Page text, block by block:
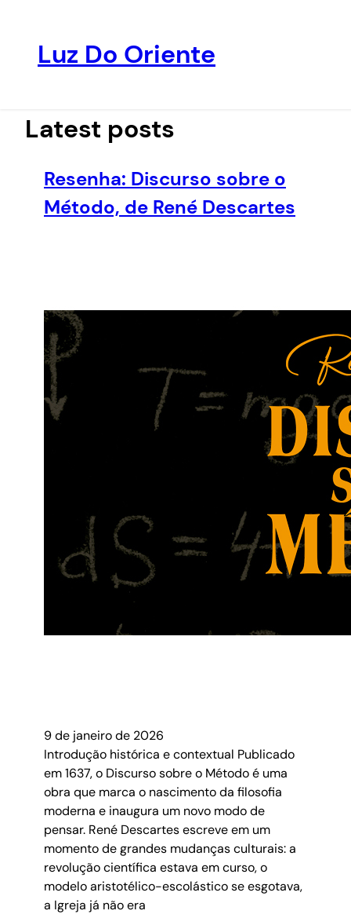
conteúdo
Luz Do Oriente
Latest posts
Resenha: Discurso sobre o
Método, de René Descartes
9 de janeiro de 2026
Introdução histórica e contextual Publicado
em 1637, o Discurso sobre o Método é uma
obra que marca o nascimento da filosofia
moderna e inaugura um novo modo de
pensar. René Descartes escreve em um
momento de grandes mudanças culturais: a
revolução científica estava em curso, o
modelo aristotélico-escolástico se esgotava,
a Igreja já não era